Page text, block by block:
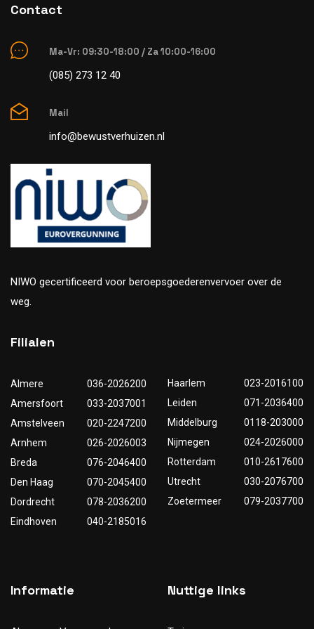
Contact
Ma-Vr: 09:30-18:00 / Za 10:00-16:00
(085) 273 12 40
Mail
info@bewustverhuizen.nl
NIWO gecertificeerd voor beroepsgoederenvervoer over de
weg.
Filialen
Almere
036-2026200
Amersfoort
033-2037001
Amstelveen
020-2247200
Arnhem
026-2026003
Breda
076-2046400
Den Haag
070-2045400
Dordrecht
078-2036200
Eindhoven
040-2185016
Haarlem
023-2016100
Leiden
071-2036400
Middelburg
0118-203000
Nijmegen
024-2026000
Rotterdam
010-2617600
Utrecht
030-2076700
Zoetermeer
079-2037700
Informatie Nuttige links
Bewust Verhuizen